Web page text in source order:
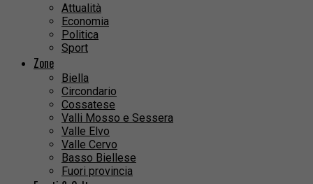
Attualità
Economia
Politica
Sport
Zone
Biella
Circondario
Cossatese
Valli Mosso e Sessera
Valle Elvo
Valle Cervo
Basso Biellese
Fuori provincia